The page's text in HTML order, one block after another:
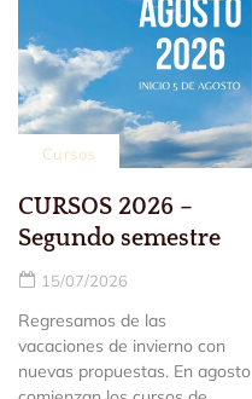
Cursos
CURSOS 2026 –
Segundo semestre
15/07/2026
Regresamos de las
vacaciones de invierno con
nuevas propuestas. En agosto